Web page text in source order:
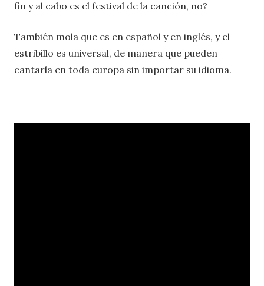
fin y al cabo es el festival de la canción, no?
También mola que es en español y en inglés, y el
estribillo es universal, de manera que pueden
cantarla en toda europa sin importar su idioma.